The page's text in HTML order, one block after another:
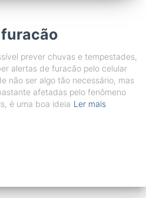
prever chuvas e tempestades,
alertas de furacão pelo celular
não ser algo tão necessário, mas
afetadas pelo fenômeno
é uma boa ideia Ler mais